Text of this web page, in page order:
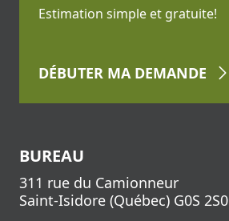
BUREAU
311 rue du Camionneur
Saint-Isidore (Québec) G0S 2S0
Estimation simple et gratuite!
DÉBUTER MA DEMANDE